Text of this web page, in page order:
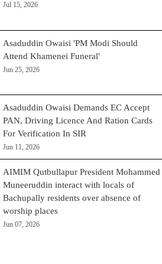
Jul 15, 2026
Asaduddin Owaisi 'PM Modi Should
Attend Khamenei Funeral'
Jun 25, 2026
Asaduddin Owaisi Demands EC Accept
PAN, Driving Licence And Ration Cards
For Verification In SIR
Jun 11, 2026
AIMIM Qutbullapur President Mohammed
Muneeruddin interact with locals of
Bachupally residents over absence of
worship places
Jun 07, 2026